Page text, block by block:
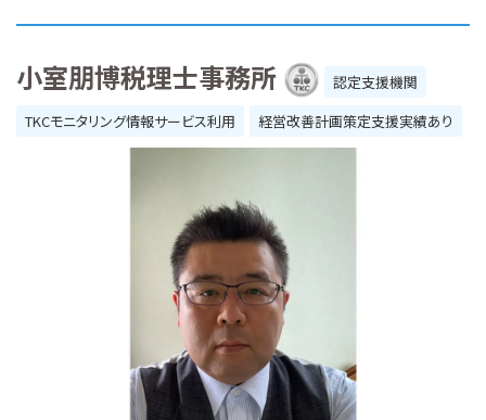
小室朋博税理士事務所
認定支援機関
TKCモニタリング情報サービス利用
経営改善計画策定支援実績あり